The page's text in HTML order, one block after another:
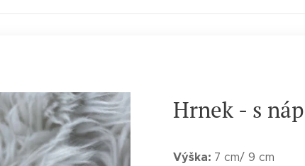
Hrnek - s
Výška: 7 cm/ 9 cm